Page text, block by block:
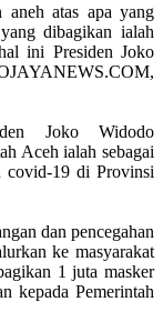
aneh atas apa yang
dibagikan ialah
ini Presiden Joko
Joko Widodo
Aceh ialah sebagai
covid-19 di Provinsi
dan pencegahan
ke masyarakat
1 juta masker
kepada Pemerintah